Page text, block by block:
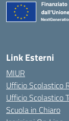
Link Esterni
MIUR
Ufficio Scolastico
Ufficio Scolastico
Scuola in Chiaro